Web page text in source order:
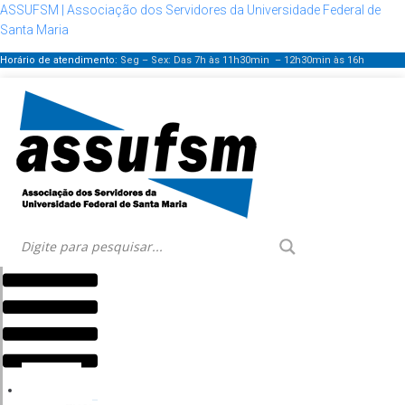
ASSUFSM | Associação dos Servidores da Universidade Federal de
Santa Maria
Horário de atendimento: Seg – Sex: Das 7h às 11h30min – 12h30min às 16h
Menu